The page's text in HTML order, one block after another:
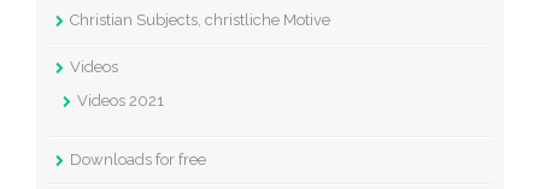
Christian Subjects, christliche Motive
Videos
Videos 2021
Downloads for free